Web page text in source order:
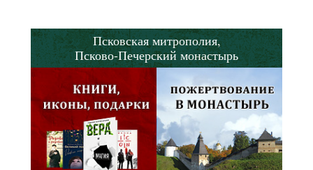
Псковская митрополия,
Псково-Печерский монастырь